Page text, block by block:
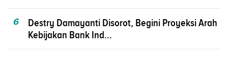
6
Destry Damayanti Disorot, Begini Proyeksi Arah
Kebijakan Bank Ind...